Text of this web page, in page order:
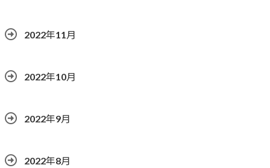
2022年11月
2022年10月
2022年9月
2022年8月